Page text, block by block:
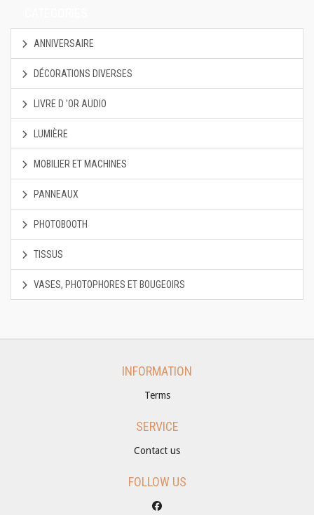
ANNIVERSAIRE
DÉCORATIONS DIVERSES
LIVRE D 'OR AUDIO
LUMIÈRE
MOBILIER ET MACHINES
PANNEAUX
PHOTOBOOTH
TISSUS
VASES, PHOTOPHORES ET BOUGEOIRS
INFORMATION
Terms
SERVICE
Contact us
FOLLOW US